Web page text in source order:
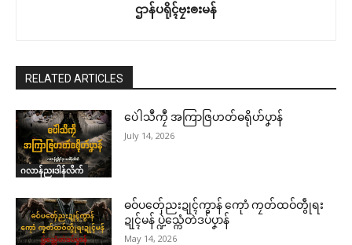
ဌာန်ပရိုၚ်ဗၠးၜးမန်
RELATED ARTICLES
ဂလာန်ညးဒါန်လိက်
ပေဲါသဳကၠဳ အကြာဇြဟတ်ဓရိုဟ်ပၞာန်
July 14, 2026
ဓဝ်ပတှ်ေညးဍုၚ်ကွာန် ကေုာံ ကၠတ်ထဝ်တွဵုရး
ဍုၚ်မန် ပ္ဍဲသ္ကေံတဲဒပ်ပၞာန်
May 14, 2026